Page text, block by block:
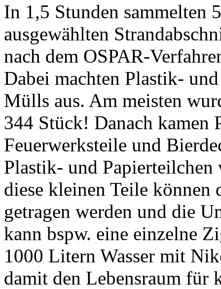
In 1,5 Stunden sammelten
ausgewählten
nach dem OSPAR-
Dabei machten Plastik-
Mülls aus. Am meisten
344 Stück! Danach kamen
Feuerwerksteile und
Plastik- und Papierteilchen
diese kleinen Teile
getragen werden und die
kann bspw. eine einzelne
1000 Litern Wasser mit
damit den Lebensraum für